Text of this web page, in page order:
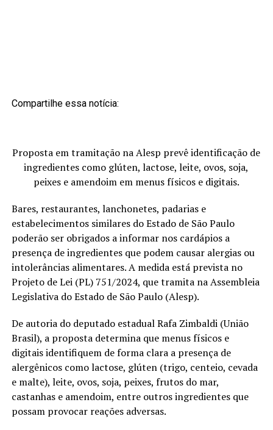
Compartilhe essa notícia:
Proposta em tramitação na Alesp prevê identificação de
ingredientes como glúten, lactose, leite, ovos, soja,
peixes e amendoim em menus físicos e digitais.
Bares, restaurantes, lanchonetes, padarias e
estabelecimentos similares do Estado de São Paulo
poderão ser obrigados a informar nos cardápios a
presença de ingredientes que podem causar alergias ou
intolerâncias alimentares. A medida está prevista no
Projeto de Lei (PL) 751/2024, que tramita na Assembleia
Legislativa do Estado de São Paulo (Alesp).
De autoria do deputado estadual Rafa Zimbaldi (União
Brasil), a proposta determina que menus físicos e
digitais identifiquem de forma clara a presença de
alergênicos como lactose, glúten (trigo, centeio, cevada
e malte), leite, ovos, soja, peixes, frutos do mar,
castanhas e amendoim, entre outros ingredientes que
possam provocar reações adversas.